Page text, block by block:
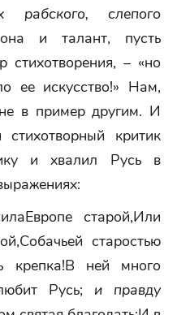
рабского, слепого
и талант, пусть
стихотворения, – «но
ее искусство!» Нам,
в пример другим. И
критик
и хвалил Русь в
старой,Или
старостью
крепка!В ней много
Русь; и правду